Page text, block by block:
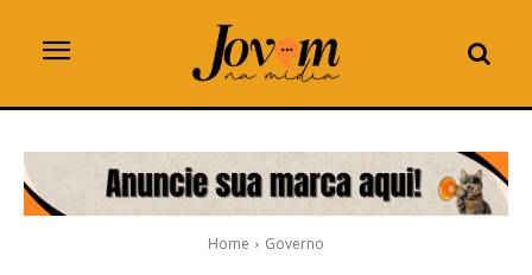
Home Governo